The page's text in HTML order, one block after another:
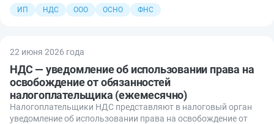
ИП НДС ООО ОСНО ФНС
22 июня 2026 года
НДС — уведомление об использовании права на
освобождение от обязанностей
налогоплательщика (ежемесячно)
Налогоплательщики НДС представляют в налоговый орган
уведомление об использовании права на освобождение от